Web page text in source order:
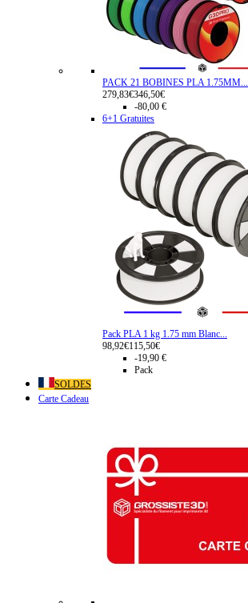
PACK 21 BOBINES PLA 1.75MM...
279,83€346,50€
-80,00 €
6+1 Gratuites
Pack PLA 1 kg 1.75 mm Blanc...
98,92€115,50€
-19,90 €
Pack
SOLDES
Carte Cadeau